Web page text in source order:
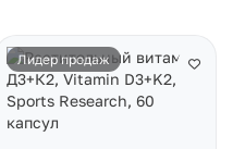
Лидер продаж